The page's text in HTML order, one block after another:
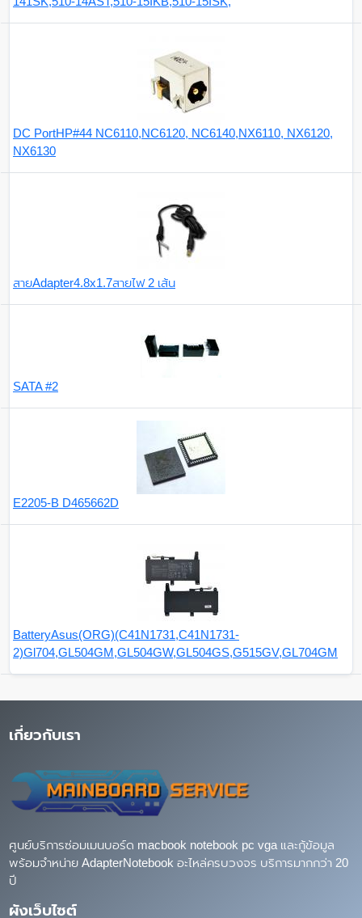
DC PortHP#44 NC6110,NC6120, NC6140,NX6110, NX6120,
NX6130
สายAdapter4.8x1.7สายไฟ 2 เส้น
SATA #2
E2205-B D465662D
BatteryAsus(ORG)(C41N1731,C41N1731-
2)Gl704,GL504GM,GL504GW,GL504GS,G515GV,GL704GM
เกี่ยวกับเรา
ศูนย์บริการซ่อมเมนบอร์ด macbook notebook pc vga และกู้ข้อมูล
พร้อมจำหน่าย AdapterNotebook อะไหล่ครบวงจร บริการมากกว่า 20
ปี
ผังเว็บไซต์